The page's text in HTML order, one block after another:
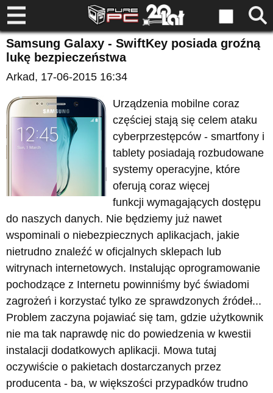
Samsung Galaxy - SwiftKey posiada groźną
lukę bezpieczeństwa
Arkad, 17-06-2015 16:34
Urządzenia mobilne coraz
częściej stają się celem ataku
cyberprzestępców - smartfony i
tablety posiadają rozbudowane
systemy operacyjne, które
oferują coraz więcej
funkcji wymagających dostępu
do naszych danych. Nie będziemy już nawet
wspominali o niebezpiecznych aplikacjach, jakie
nietrudno znaleźć w oficjalnych sklepach lub
witrynach internetowych. Instalując oprogramowanie
pochodzące z Internetu powinniśmy być świadomi
zagrożeń i korzystać tylko ze sprawdzonych źródeł...
Problem zaczyna pojawiać się tam, gdzie użytkownik
nie ma tak naprawdę nic do powiedzenia w kwestii
instalacji dodatkowych aplikacji. Mowa tutaj
oczywiście o pakietach dostarczanych przez
producenta - ba, w większości przypadków trudno